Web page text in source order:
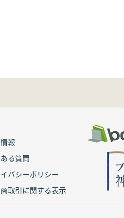
報
る質問
バシーポリシー
取引に関する表示